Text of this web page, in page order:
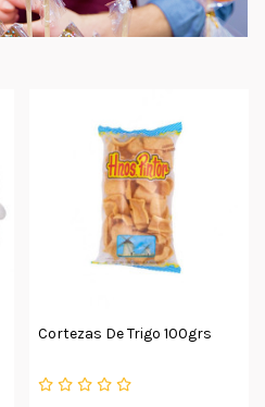
Cortezas De Trigo 100grs